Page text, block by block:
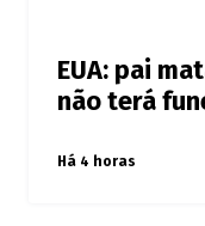
EUA: pai
não terá
Há 4 horas